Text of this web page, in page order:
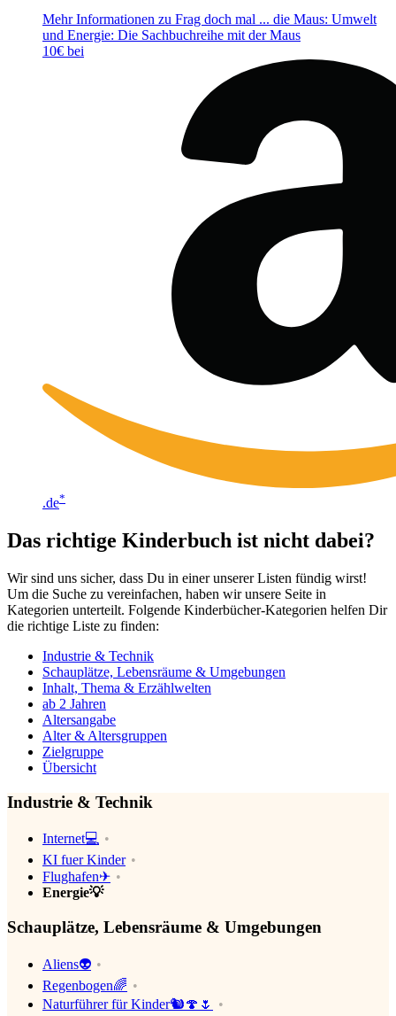
Mehr Informationen zu Frag doch mal ... die Maus: Umwelt
und Energie: Die Sachbuchreihe mit der Maus
10€ bei
.de*
Das richtige Kinderbuch ist nicht dabei?
Wir sind uns sicher, dass Du in einer unserer Listen fündig wirst!
Um die Suche zu vereinfachen, haben wir unsere Seite in
Kategorien unterteilt. Folgende Kinderbücher-Kategorien helfen Dir
die richtige Liste zu finden:
Industrie & Technik
Schauplätze, Lebensräume & Umgebungen
Inhalt, Thema & Erzählwelten
ab 2 Jahren
Altersangabe
Alter & Altersgruppen
Zielgruppe
Übersicht
Industrie & Technik
Internet💻
KI fuer Kinder
Flughafen✈
Energie💡
Schauplätze, Lebensräume & Umgebungen
Aliens👽
Regenbogen🌈
Naturführer für Kinder🐿🍄🌷